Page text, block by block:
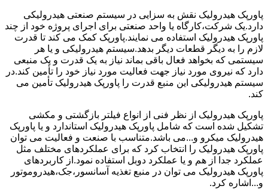
پاورپک هیدرولیک نقش به سزایی در سیستم صنعتی هیدرولیکی
دارد.یک شرکت،کارگاه یا واحد صنعتی برای اجرای پروژه خود از چند
پاورپک هیدرولیک استفاده می نمایند.پاورپک کمک می کند تا قدرت
لازم را به دیگر قطعات دیگر بدهد.سیستم هیدرولیکی و یا هر
سیستمی که بخواهد فعال باقی بماند نیاز به یک قدرت و یک منبعی
دارد که نیروی مورد نیاز جهت فعالیت مورد نیاز خود را تأمین کند.در
سیستم هیدرولیکی این منبع قدرت را پاورپک هیدرولیک تأمین می
کند.
پاورپک هیدرولیک از نظر فنی از انواع فیلتر بازگشتی و مکشی
تشکیل شده است که شامل پاورپک هیدرولیک استاندارد و یا پاورپک
هیدرولیک میکرو و...می باشد.متناسب با صنعت و فعالیت می توان
پاورپک هیدرولیک را انتخاب کرد که برای عملکردهای مختلف مثل
عملکرد جدا از هم و یا عملکرد دوبل استفاده نمود.از کاربردهای
پاورپک هیدرولیک می توان در منبع تغذیه آسانسور،جک،هیدروموتور
و...اشاره کرد.